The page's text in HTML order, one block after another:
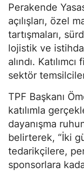
Perakende
açılışları, özel
tartışmaları,
lojistik ve
alındı.
sektör
TPF Başkanı
katılımla
dayanışma
belirterek, “İki
tedarikçilere,
sponsorlara